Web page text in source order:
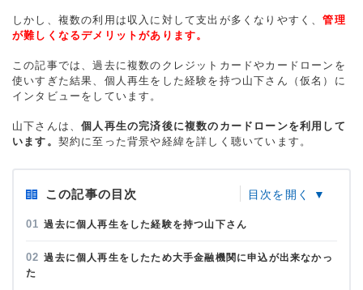
と事実に基づいた信頼性の高い情報発信を心がけている。
＞＞公式ページ
しかし、複数の利用は収入に対して支出が多くなりやすく、管理
が難しくなるデメリットがあります。
この記事では、過去に複数のクレジットカードやカードローンを
使いすぎた結果、個人再生をした経験を持つ山下さん（仮名）に
インタビューをしています。
山下さんは、個人再生の完済後に複数のカードローンを利用して
います。 契約に至った背景や経緯を詳しく聴いています。
この記事の目次
過去に個人再生をした経験を持つ山下さん
過去に個人再生をしたため大手金融機関に申込が出来なかっ
た